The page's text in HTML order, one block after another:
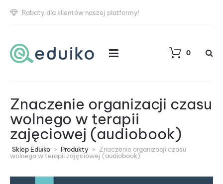
Rabaty dla klientów naszej platformy!
0
Znaczenie organizacji czasu
wolnego w terapii
zajęciowej (audiobook)
Sklep Eduiko > Produkty > Znaczenie organizacji czasu
wolnego w terapii zajęciowej (audiobook)